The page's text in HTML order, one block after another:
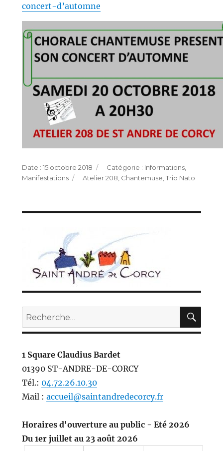
concert-d’automne
Publié
le
15 octobre 2018 Catégories
Informations,
Manifestations
Étiquettes
Atelier 208 Chantemuse Trio Nato
Recherche
pour :
1 Square Claudius Bardet
01390 ST-ANDRE-DE-CORCY
Tél.: 04.72.26.10.30
Mail : accueil@saintandredecorcy.fr
Horaires d'ouverture au public - Eté 2026
Du 1er juillet au 23 août 2026